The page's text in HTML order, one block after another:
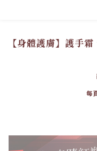
【身體護膚】護手
每